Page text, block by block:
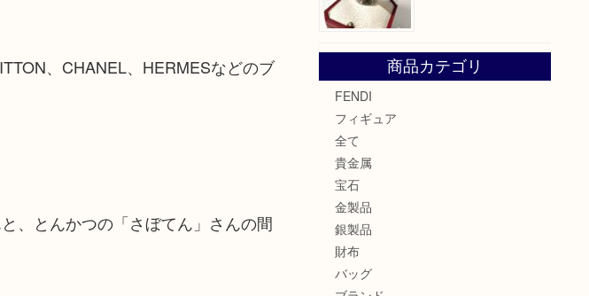
、CHANEL、HERMESなどのブ
、とんかつの「さぼてん」さんの間
商品カテゴリ
FENDI
フィギュア
全て
貴金属
宝石
金製品
銀製品
財布
バッグ